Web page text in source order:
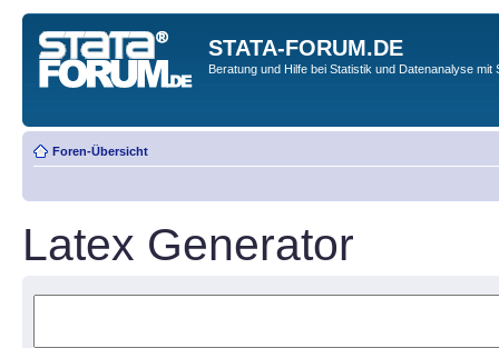
STATA-FORUM.DE
Beratung und Hilfe bei Statistik und Datenanalyse mit
Foren-Übersicht
Latex Generator